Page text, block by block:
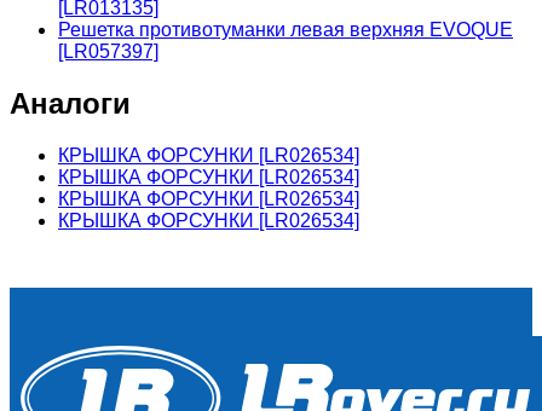
[LR013135]
Решетка противотуманки левая верхняя EVOQUE
[LR057397]
Аналоги
КРЫШКА ФОРСУНКИ [LR026534]
КРЫШКА ФОРСУНКИ [LR026534]
КРЫШКА ФОРСУНКИ [LR026534]
КРЫШКА ФОРСУНКИ [LR026534]